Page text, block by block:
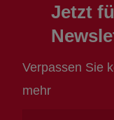
Jetzt
Verpassen Sie
mehr